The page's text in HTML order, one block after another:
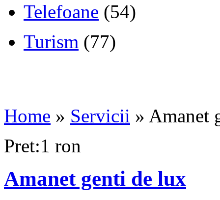
Telefoane (54)
Turism (77)
Home » Servicii » Amanet
Pret:1 ron
Amanet genti de lux